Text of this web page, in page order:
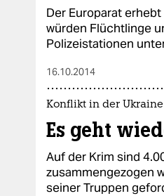
Der Europarat
würden Flüchtlinge
Polizeistationen
16.10.2014
Konflikt in der Ukraine
Es geht
Auf der Krim sind
zusammengezogen
seiner Truppen